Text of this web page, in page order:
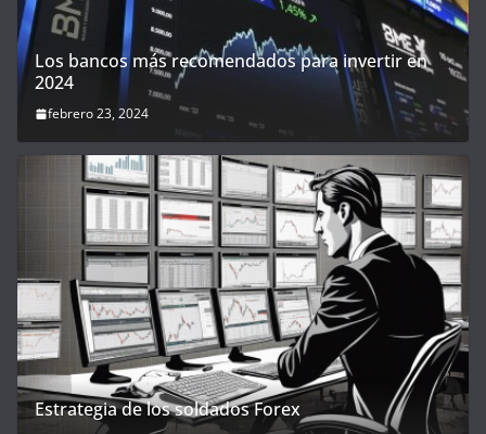
Los bancos más recomendados para invertir en
2024
febrero 23, 2024
Estrategia de los soldados Forex